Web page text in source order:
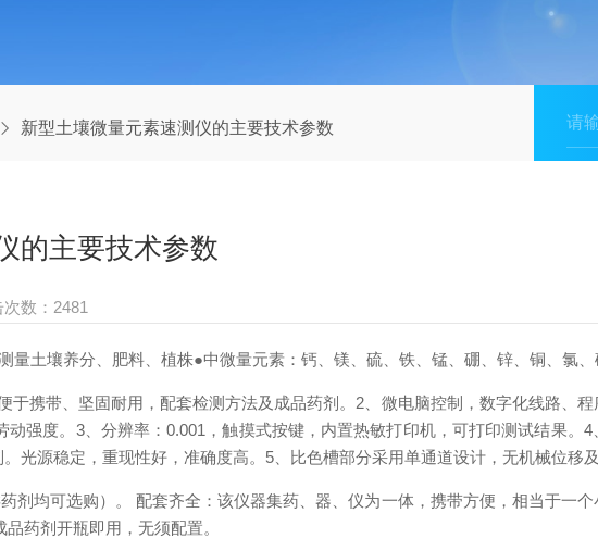
新型土壤微量元素速测仪的主要技术参数
的主要技术参数
次数：2481
量土壤养分、肥料、植株●中微量元素：钙、镁、硫、铁、锰、硼、锌、铜、氯、
于携带、坚固耐用，配套检测方法及成品药剂。 2、 微电脑控制，数字化线路、
强度。 3、分辨率：0.001 ，触摸式按键，内置热敏打印机，可打印测试结果。 4
光源稳定，重现性好，准确度高。 5、比色槽部分采用单通道设计，无机械位移
剂均可选购）。
配套齐全：该仪器集药、器、仪为一体，携带方便，相当于一
药剂开瓶即用，无须配置。